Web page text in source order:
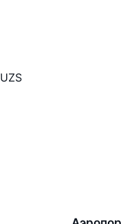
UZS